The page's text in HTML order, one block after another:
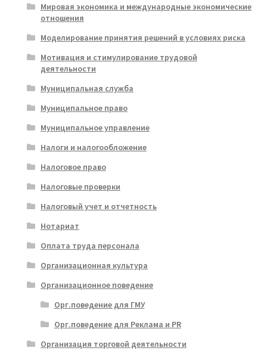
Мировая экономика и международные экономические
отношения
Моделирование принятия решений в условиях риска
Мотивация и стимулирование трудовой
деятельности
Муниципальная служба
Муниципальное право
Муниципальное управление
Налоги и налогообложение
Налоговое право
Налоговые проверки
Налоговый учет и отчетность
Нотариат
Оплата труда персонала
Организационная культура
Организационное поведение
Орг.поведение для ГМУ
Орг.поведение для Реклама и PR
Организация торговой деятельности